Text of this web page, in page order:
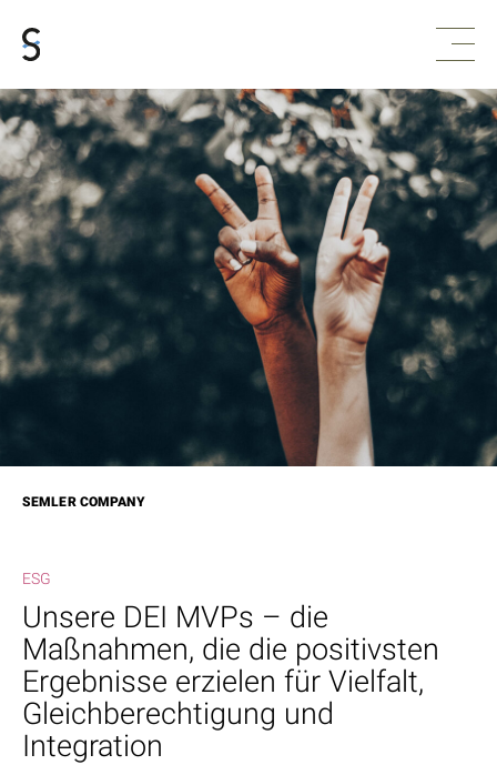
SEMLER COMPANY
ESG
Unsere DEI MVPs – die
Maßnahmen, die die positivsten
Ergebnisse erzielen für Vielfalt,
Gleichberechtigung und
Integration